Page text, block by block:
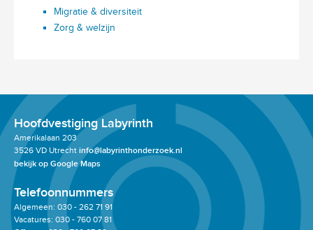
Migratie & diversiteit
Zorg & welzijn
Hoofdvestiging Labyrinth
Amerikalaan 203
3526 VD Utrecht info@labyrinthonderzoek.nl
bekijk op Google Maps
Telefoonnummers
Algemeen: 030 - 262 71 91
Vacatures: 030 - 760 07 81